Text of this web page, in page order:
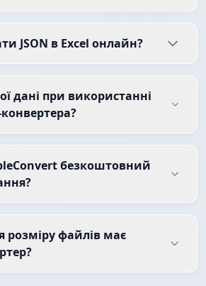
JSON в Excel онлайн?
дані при використанні
безкоштовний
розміру файлів має